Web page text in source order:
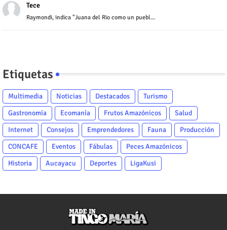
Tece
Raymondi, indica "Juana del Rio como un puebl...
Etiquetas
Multimedia Noticias Destacados
Turismo
Gastronomía
Ecomanía Frutos Amazónicos
Salud
Internet
Consejos Emprendedores Fauna
Producción
CONCAFE
Eventos Fábulas
Peces Amazónicos
Historia
Aucayacu Deportes LigaKusi